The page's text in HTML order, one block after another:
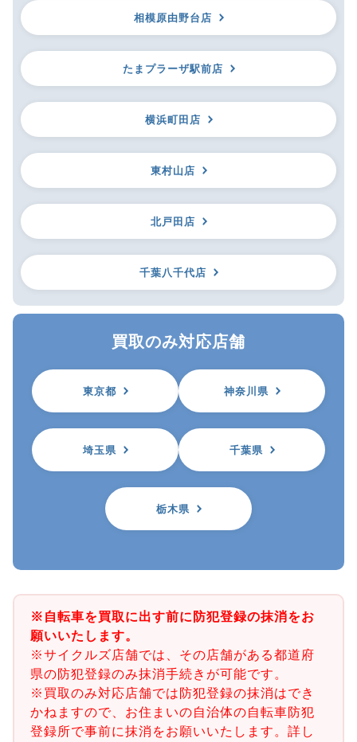
相模原由野台店
たまプラーザ駅前店
横浜町田店
東村山店
北戸田店
千葉八千代店
買取のみ対応店舗
東京都 神奈川県
埼玉県 千葉県
栃木県
※自転車を買取に出す前に防犯登録の抹消をお
願いいたします。
※サイクルズ店舗では、その店舗がある都道府
県の防犯登録のみ抹消手続きが可能です。
※買取のみ対応店舗では防犯登録の抹消はでき
かねますので、お住まいの自治体の自転車防犯
登録所で事前に抹消をお願いいたします。詳し